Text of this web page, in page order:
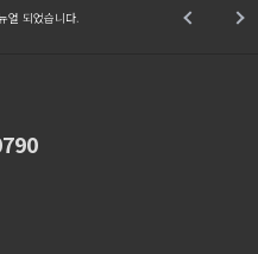
얼 되었습니다.